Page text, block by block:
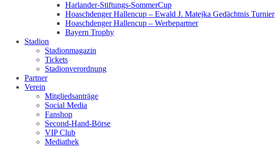
Harlander-Stiftungs-SommerCup
Hoaschdenger Hallencup – Ewald J. Matejka Gedächtnis Turnier
Hoaschdenger Hallencup – Werbepartner
Bayern Trophy
Stadion
Stadionmagazin
Tickets
Stadionverordnung
Partner
Verein
Mitgliedsanträge
Social Media
Fanshop
Second-Hand-Börse
VIP Club
Mediathek